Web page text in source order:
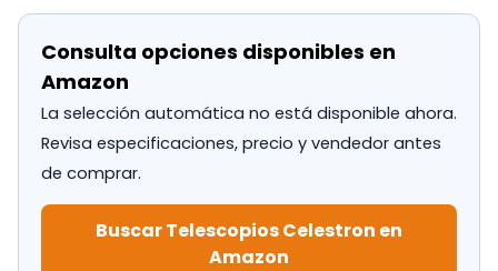
Consulta opciones disponibles en
Amazon
La selección automática no está disponible ahora.
Revisa especificaciones, precio y vendedor antes
de comprar.
Buscar Telescopios Celestron en
Amazon